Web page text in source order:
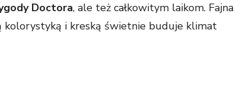
Doctora, ale też całkowitym laikom. Fajna
kolorystyką i kreską świetnie buduje klimat